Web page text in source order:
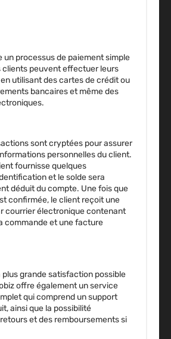
un processus de paiement simple
clients peuvent effectuer leurs
utilisant des cartes de crédit ou
bancaires et même des
sont cryptées pour assurer
personnelles du client.
fournisse quelques
et le solde sera
déduit du compte. Une fois que
confirmée, le client reçoit une
courrier électronique contenant
commande et une facture
plus grande satisfaction possible
offre également un service
qui comprend un support
ainsi que la possibilité
et des remboursements si